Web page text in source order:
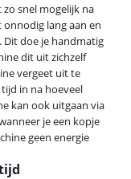
snel mogelijk na
lang aan en
Dit doe je handmatig
dit uit zichzelf
vergeet uit te
in na hoeveel
kan ook uitgaan via
je een kopje
geen energie